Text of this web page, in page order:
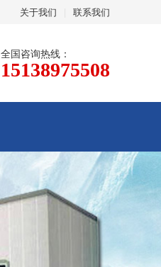
关于我们 联系我们
全国咨询热线：
15138975508